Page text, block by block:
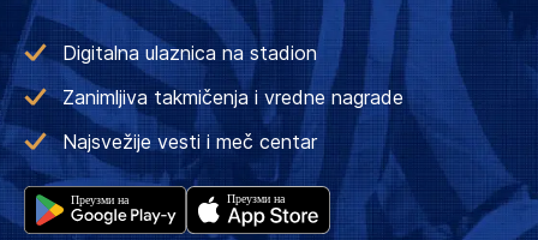
Digitalna ulaznica na stadion
Zanimljiva takmičenja i vredne nagrade
Najsvežije vesti i meč centar